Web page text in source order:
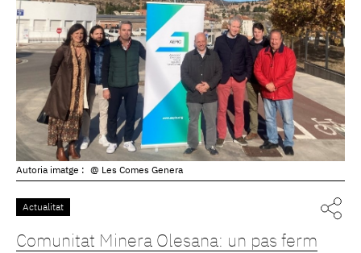
Autoria imatge : @ Les Comes Genera
Actualitat
Comunitat Minera Olesana: un pas ferm